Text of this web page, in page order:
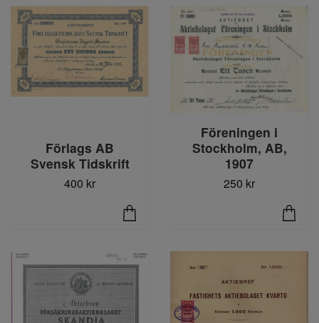
Förlags AB
Svensk Tidskrift
400 kr
Föreningen i
Stockholm, AB,
1907
250 kr